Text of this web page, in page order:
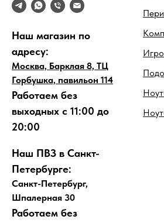
Наш магазин по
адресу:
Москва, Барклая 8, ТЦ
Горбушка, павильон 114
Работаем без
выходных с 11:00 до
20:00
Наш ПВЗ в Санкт-
Петербурге:
Санкт-Петербург,
Шпалерная 30
Работаем без